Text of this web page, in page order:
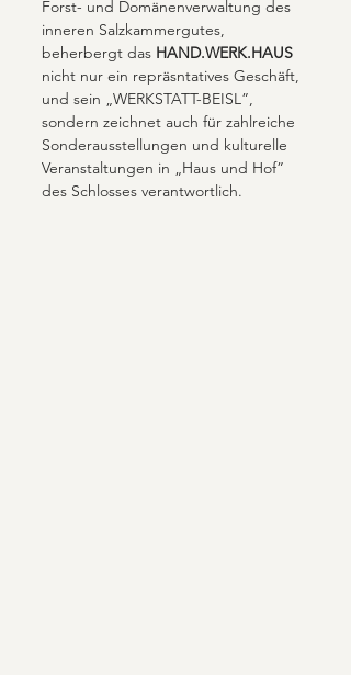
Forst- und Domänenverwaltung des
inneren Salzkammergutes,
beherbergt das HAND.WERK.HAUS
nicht nur ein repräsntatives Geschäft,
und sein „WERKSTATT-BEISL”,
sondern zeichnet auch für zahlreiche
Sonderausstellungen und kulturelle
Veranstaltungen in „Haus und Hof”
des Schlosses verantwortlich.